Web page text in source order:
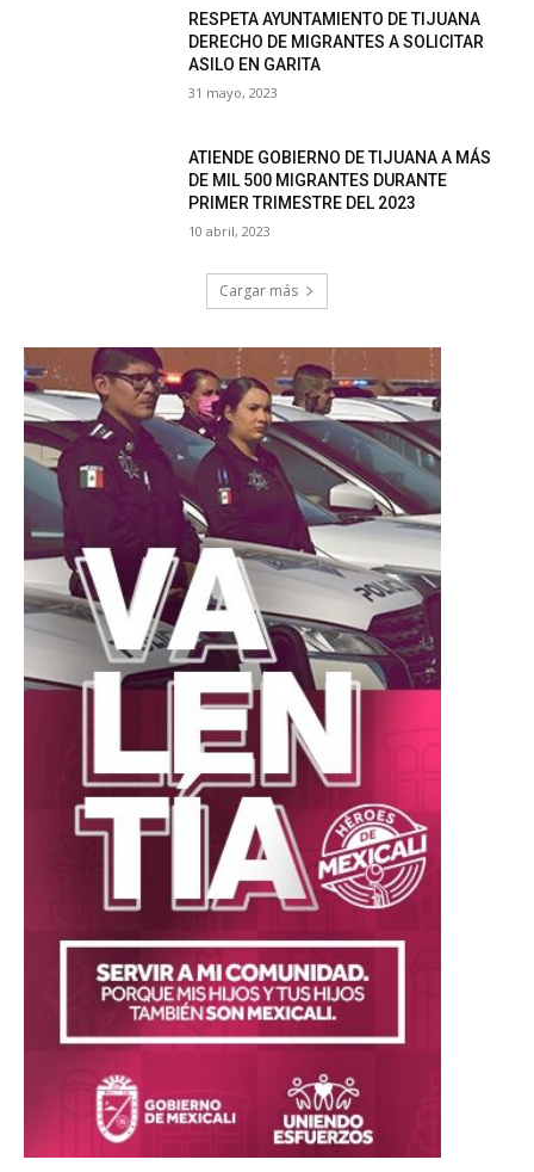
RESPETA AYUNTAMIENTO DE TIJUANA
DERECHO DE MIGRANTES A SOLICITAR
ASILO EN GARITA
31 mayo, 2023
ATIENDE GOBIERNO DE TIJUANA A MÁS
DE MIL 500 MIGRANTES DURANTE
PRIMER TRIMESTRE DEL 2023
10 abril, 2023
Cargar más